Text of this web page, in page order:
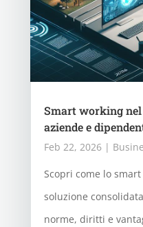
Smart working
aziende e
Feb 22, 2026|
Scopri come lo
soluzione
norme, diritti e